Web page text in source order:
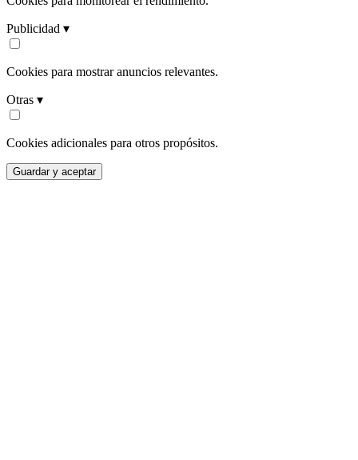
Publicidad ▾
Cookies para mostrar anuncios relevantes.
Otras ▾
Cookies adicionales para otros propósitos.
Guardar y aceptar